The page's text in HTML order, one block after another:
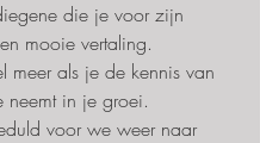
die je voor zijn
mooie vertaling.
meer als je de kennis van
neemt in je groei.
voor we weer naar